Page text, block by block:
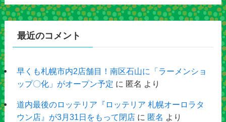
最近のコメント
早くも札幌市内2店舗目！南区石山に「ラーメンショ
ップ〇化」がオープン予定 に 匿名 より
道内最後のロッテリア『ロッテリア 札幌オーロラタ
ウン店』が3月31日をもって閉店に 匿名 より